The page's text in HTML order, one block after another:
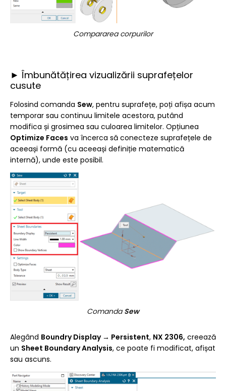
Compararea corpurilor
► Îmbunătățirea vizualizării suprafețelor
cusute
Folosind comanda Sew, pentru suprafețe, poți afișa acum
temporar sau continuu limitele acestora, putând
modifica și grosimea sau culoarea limitelor. Opțiunea
Optimize Faces va încerca să conecteze suprafețele de
aceeași formă (cu aceeași definiție matematică
internă), unde este posibil.
ComandaSew
Alegând Boundry Display → Persistent, NX 2306, creează
un Sheet Boundary Analysis, ce poate fi modificat, afișat
sau ascuns.